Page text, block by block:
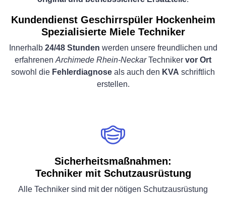
Kundendienst Geschirrspüler Hockenheim
Spezialisierte Miele Techniker
Innerhalb 24/48 Stunden werden unsere freundlichen und
erfahrenen Archimede Rhein-NeckarTechniker vor Ort
sowohl die Fehlerdiagnose als auch den KVA schriftlich
erstellen.
Sicherheitsmaßnahmen:
Techniker mit Schutzausrüstung
Alle Techniker sind mit der nötigen Schutzausrüstung